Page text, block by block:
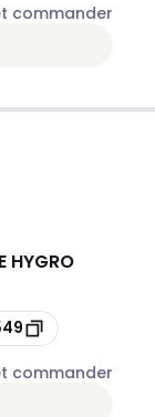
commander
HYGRO
commander